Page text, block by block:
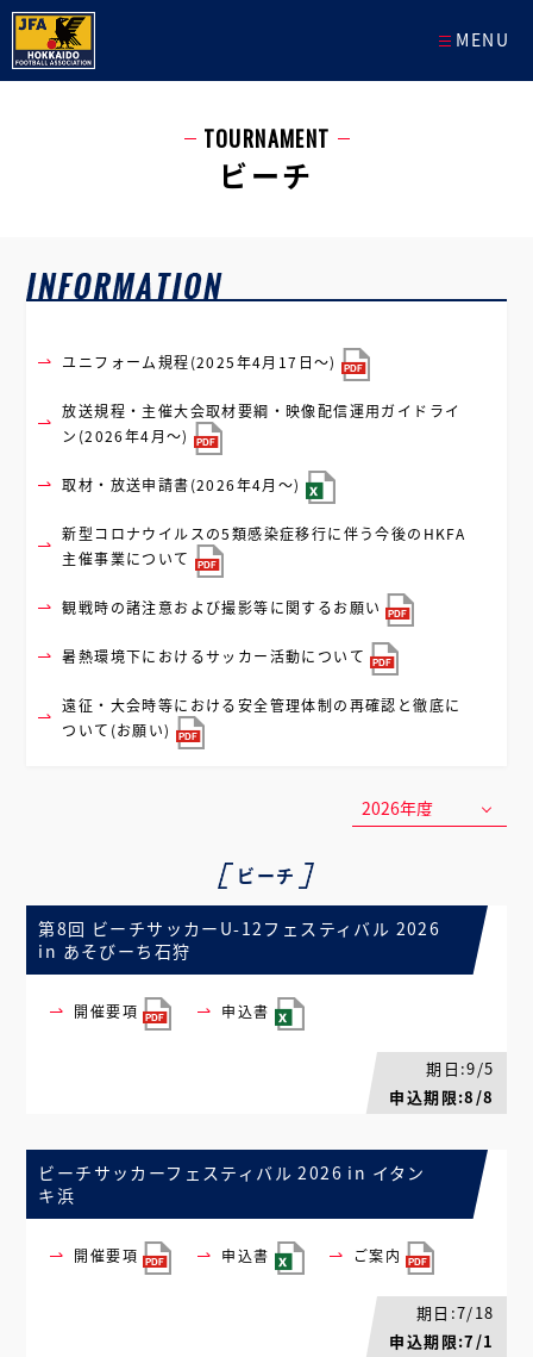
MENU
TOURNAMENT
ビーチ
ユニフォーム規程(2025年4月17日～)
放送規程・主催大会取材要綱・映像配信運用ガイドライ
ン(2026年4月～)
取材・放送申請書(2026年4月～)
新型コロナウイルスの5類感染症移行に伴う今後のHKFA
主催事業について
観戦時の諸注意および撮影等に関するお願い
暑熱環境下におけるサッカー活動について
遠征・大会時等における安全管理体制の再確認と徹底に
ついて(お願い)
ビーチ
第8回 ビーチサッカーU-12フェスティバル 2026
in あそびーち石狩
開催要項 申込書
期日:9/5
申込期限:8/8
ビーチサッカーフェスティバル 2026 in イタン
キ浜
開催要項 申込書 ご案内
期日:7/18
申込期限:7/1